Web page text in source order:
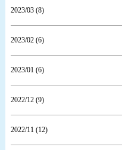
2023/03 (8)
2023/02 (6)
2023/01 (6)
2022/12 (9)
2022/11 (12)